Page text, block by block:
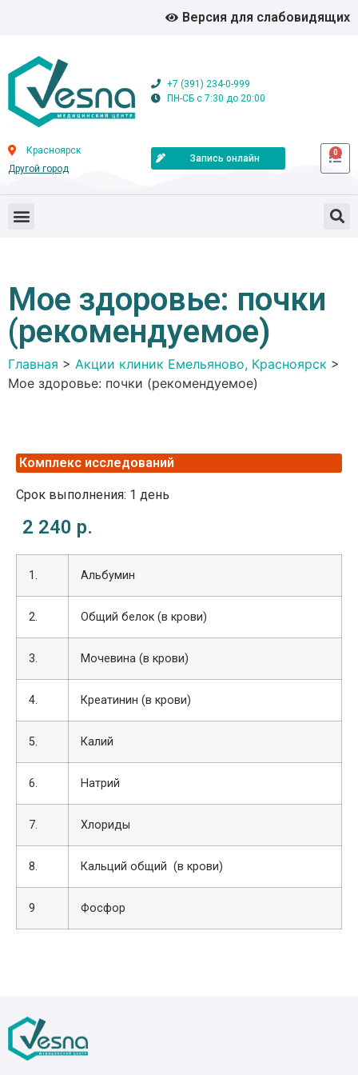
Версия для слабовидящих
+7 (391) 234-0-999
ПН-СБ с 7:30 до 20:00
Красноярск
Другой город
Запись онлайн
0
Мое здоровье: почки
(рекомендуемое)
Главная > Акции клиник Емельяново, Красноярск >
Мое здоровье: почки (рекомендуемое)
Комплекс исследований
Срок выполнения: 1 день
2 240 р.
1. Альбумин
2. Общий белок (в крови)
3. Мочевина (в крови)
4. Креатинин (в крови)
5. Калий
6. Натрий
7. Хлориды
8. Кальций общий (в крови)
9 Фосфор